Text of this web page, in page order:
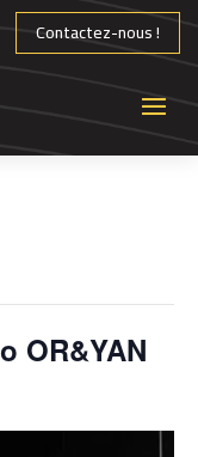
Contactez-nous !
OR&YAN